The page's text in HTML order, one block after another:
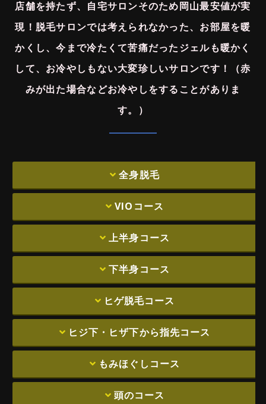
店舗を持たず、自宅サロンそのため岡山最安値が実
現！ 脱毛サロンでは考えられなかった、お部屋を暖
かくし、今まで冷たくて苦痛だったジェルも暖かく
して、お冷やしもない大変珍しいサロンです！ （赤
みが出た場合などお冷やしをすることがありま
す。）
全⾝脱⽑
VIOコース
上半⾝コース
下半⾝コース
ヒゲ脱⽑コース
ヒジ下・ヒザ下から指先コース
もみほぐしコース
頭のコース